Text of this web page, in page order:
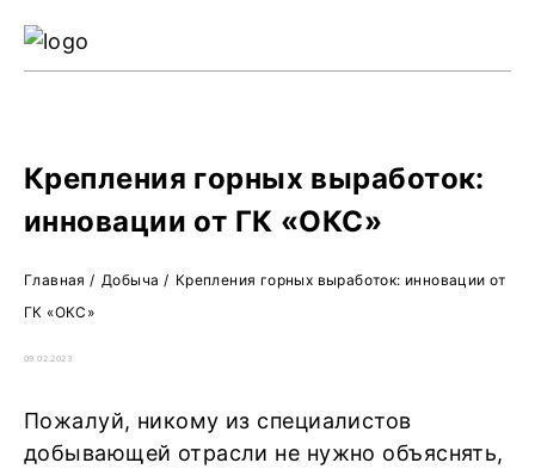
Крепления горных выработок:
инновации от ГК «ОКС»
Главная / Добыча / Крепления горных выработок: инновации от
ГК «ОКС»
09.02.2023
Пожалуй, никому из специалистов
добывающей отрасли не нужно объяснять,